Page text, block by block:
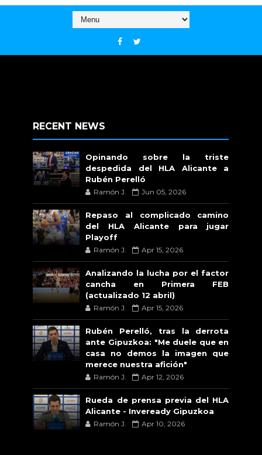
RECENT NEWS
Opinando sobre la triste
despedida del HLA Alicante a
Rubén Perelló
Ramón J. Jun 05, 2026
Repaso al complicado camino
del HLA Alicante para jugar
Playoff
Ramón J. Apr 15, 2026
Analizando la lucha por el factor
cancha en Primera FEB
(actualizado 12 abril)
Ramón J. Apr 15, 2026
Rubén Perelló, tras la derrota
ante Gipuzkoa: "Me duele que en
casa no demos la imagen que
merece nuestra afición"
Ramón J. Apr 12, 2026
Rueda de prensa previa del HLA
Alicante - Inveready Gipuzkoa
Ramón J. Apr 10, 2026